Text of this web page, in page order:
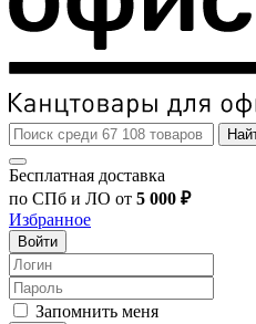
Бесплатная доставка
по СПб и ЛО от 5 000 ₽
Избранное
Войти
Запомнить меня